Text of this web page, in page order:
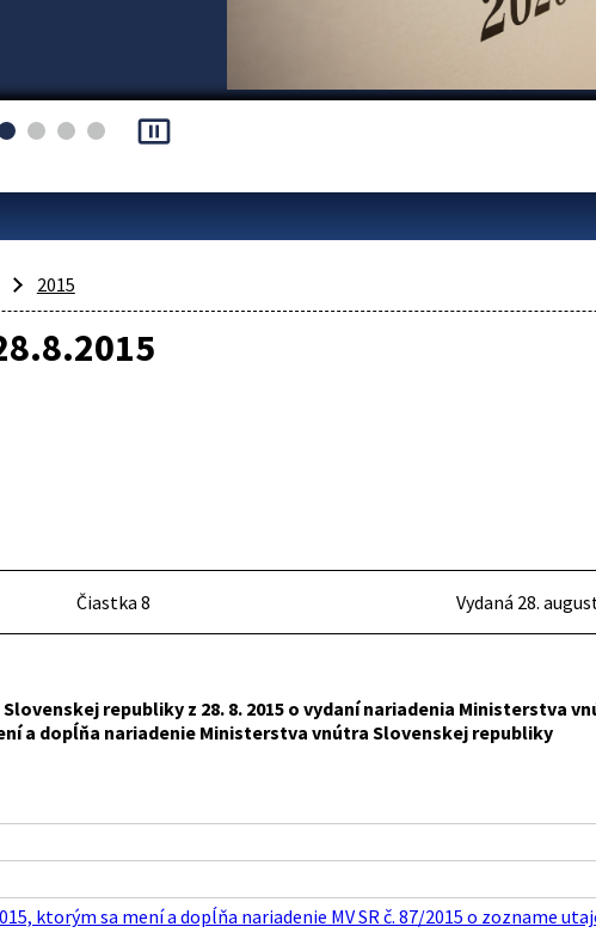
pause_presentation
2015
Čiastka 8 Vydaná 28.
republiky z 28. 8. 2015 o vydaní nariadenia Ministerstva
a dopĺňa nariadenie Ministerstva vnútra Slovenskej republiky
ktorým sa mení a dopĺňa nariadenie MV SR č. 87/2015 o zozname